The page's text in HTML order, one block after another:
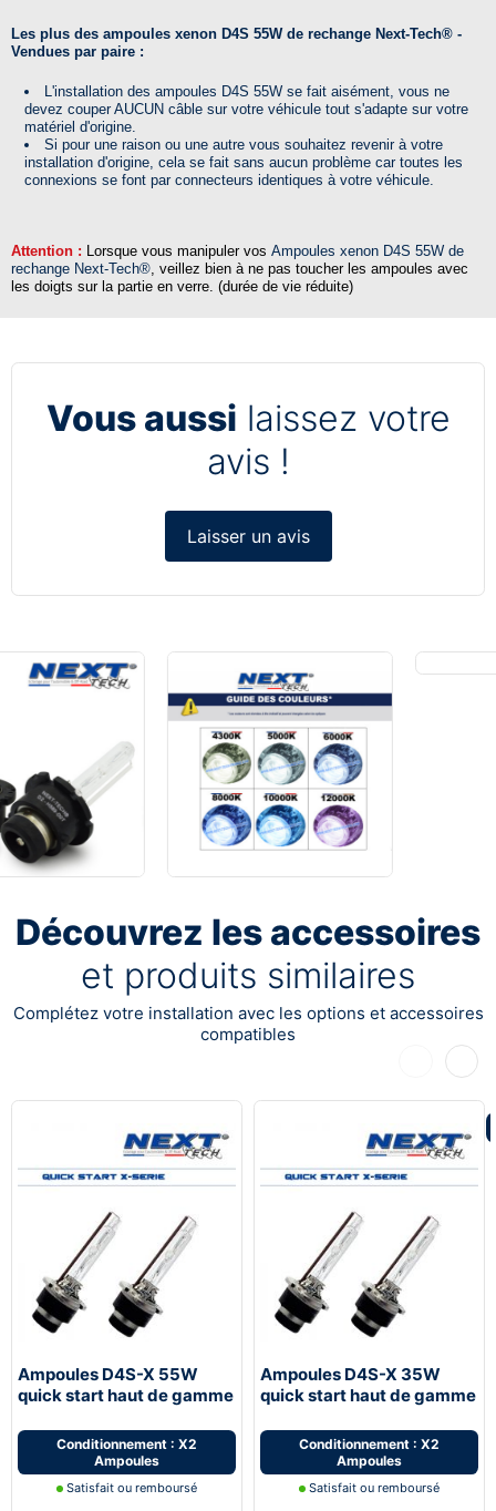
Les plus des ampoules xenon D4S 55W de rechange Next-Tech® -
Vendues par paire :
L'installation des ampoules D4S 55W se fait aisément, vous ne
devez couper AUCUN câble sur votre véhicule tout s'adapte sur votre
matériel d'origine.
Si pour une raison ou une autre vous souhaitez revenir à votre
installation d'origine, cela se fait sans aucun problème car toutes les
connexions se font par connecteurs identiques à votre véhicule.
Attention : Lorsque vous manipuler vos Ampoules xenon D4S 55W de
rechange Next-Tech® , veillez bien à ne pas toucher les ampoules avec
les doigts sur la partie en verre. (durée de vie réduite)
Vous aussi laissez votre
avis !
Laisser un avis
Découvrez les accessoires
et produits similaires
Complétez votre installation avec les options et accessoires
compatibles
Précédent
Ampoules D4S-X 55W
quick start haut de gamme
Conditionnement : X2
Ampoules
Satisfait ou remboursé
Ampoules D4S-X 35W
quick start haut de gamme
Conditionnement : X2
Ampoules
Satisfait ou remboursé